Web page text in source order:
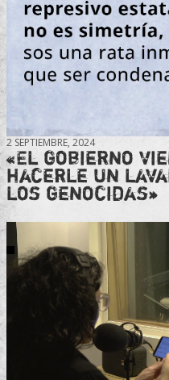
2 SEPTIEMBRE, 2024
«El gobierno
hacerle un
los genocidas»